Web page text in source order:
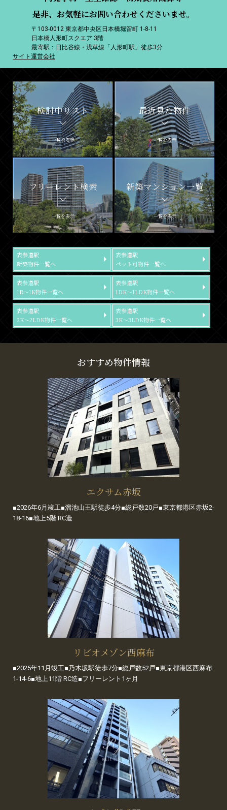
是非、お気軽にお問い合わせくださいませ。
〒103-0012 東京都中央区日本橋堀留町 1-8-11
日本橋人形町スクエア 3階
最寄駅：日比谷線・浅草線「人形町駅」徒歩3分
サイト運営会社
検討中リスト
一覧を表示
最近見た物件
一覧を表示
フリーレント検索
一覧を表示
新築マンション一覧
一覧を表示
表参道駅
新築物件一覧へ
表参道駅
ペット可物件一覧へ
表参道駅
1R～1K物件一覧へ
表参道駅
1DK～1LDK物件一覧へ
表参道駅
2K～2LDK物件一覧へ
表参道駅
3K～3LDK物件一覧へ
おすすめ物件情報
エクサム赤坂
■2026年6月竣工■溜池山王駅徒歩4分■総戸数20戸■東京都港区赤坂2-
18-16■地上5階 RC造
リビオメゾン西麻布
■2025年11月竣工■乃木坂駅徒歩7分■総戸数52戸■東京都港区西麻布
1-14-6■地上11階 RC造■フリーレント1ヶ月